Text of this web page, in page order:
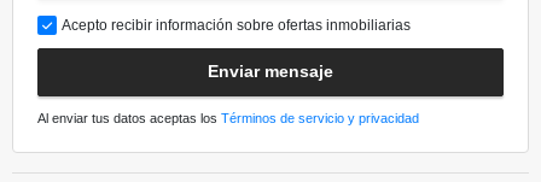
Acepto recibir información sobre ofertas inmobiliarias
Enviar mensaje
Al enviar tus datos aceptas los Términos de servicio y privacidad